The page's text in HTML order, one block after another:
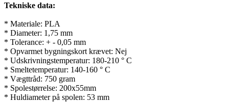
Tekniske data:
* Materiale: PLA
* Diameter: 1,75 mm
* Tolerance: + - 0,05 mm
* Opvarmet bygningskort krævet: Nej
* Udskrivningstemperatur: 180-210 ° C
* Smeltetemperatur: 140-160 ° C
* Vægttråd: 750 gram
* Spolestørrelse: 200x55mm
* Huldiameter på spolen: 53 mm